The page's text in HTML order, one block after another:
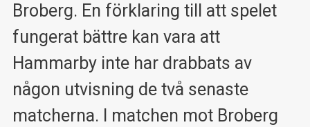
Broberg. En förklaring till att spelet
fungerat bättre kan vara att
Hammarby inte har drabbats av
någon utvisning de två senaste
matcherna. I matchen mot Broberg